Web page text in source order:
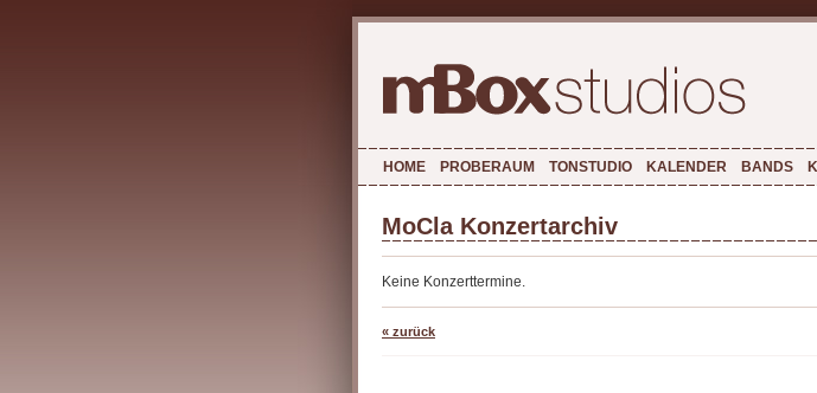
HOME PROBERAUM TONSTUDIO KALENDER BANDS
MoCla Konzertarchiv
Keine Konzerttermine.
« zurück